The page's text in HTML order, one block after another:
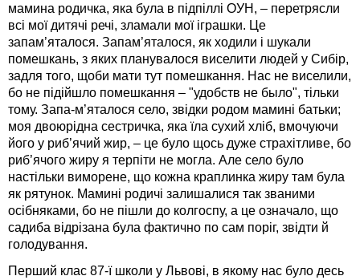
мамина родичка, яка була в підпіллі ОУН, – перетрясли
всі мої дитячі речі, зламали мої іграшки. Це
запам’яталося. Запам’яталося, як ходили і шукали
помешкань, з яких планувалося виселити людей у Сибір,
задля того, щоби мати тут помешкання. Нас не виселили,
бо не підійшло помешкання – "удобств не было", тільки
тому. Запа-м’яталося село, звідки родом мамині батьки;
моя двоюрідна сестричка, яка їла сухий хліб, вмочуючи
його у риб’ячий жир, – це було щось дуже страхітливе, бо
риб’ячого жиру я терпіти не могла. Але село було
настільки виморене, що кожна краплинка жиру там була
як рятунок. Мамині родичі залишалися так званими
осібняками, бо не пішли до колгоспу, а це означало, що
садиба відрізана була фактично по сам поріг, звідти й
голодування.
Перший клас 87-ї школи у Львові, в якому нас було десь